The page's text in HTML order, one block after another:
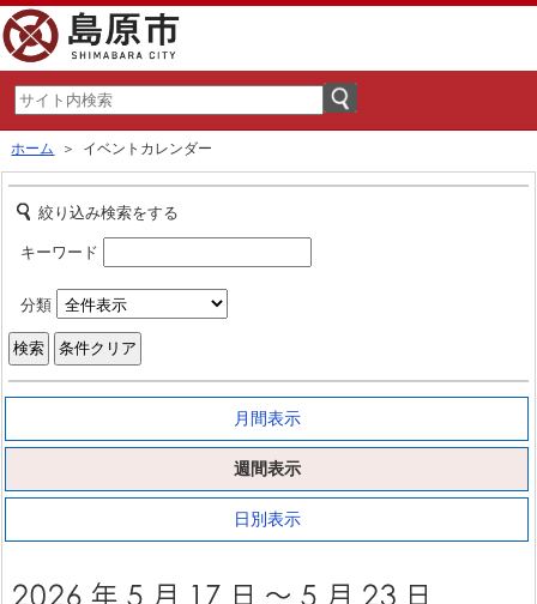
ホーム ＞ イベントカレンダー
絞り込み検索をする
キーワード
分類
月間表示
週間表示
日別表示